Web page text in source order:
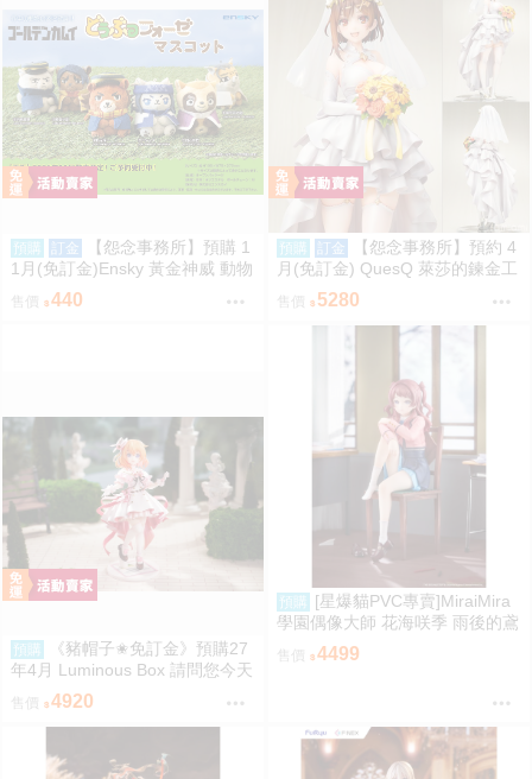
預購 訂金
【怨念事務所】預購 1
1月(免訂金)Ensky 黃金神威 動物
模樣坐姿娃吊飾 布偶 第1彈 6款
分售 三次再販 0816
售價 440
預購 訂金
【怨念事務所】預約 4
月(免訂金) QuesQ 萊莎的鍊金工
房 萊莎琳 斯托特 婚紗禮服Ver 1/
7 1025
售價 5280
預購
《豬帽子✬免訂金》預購27
年4月 Luminous Box 請問您今天
要來點兔子嗎？ 心愛 禮服Ver 1/
7 0906
售價 4920
預購
[星爆貓PVC專賣]MiraiMira
學園偶像大師 花海咲季 雨後的鳶
尾花 特訓前Ver. 1/7 預計2027/07
到貨
售價 4499